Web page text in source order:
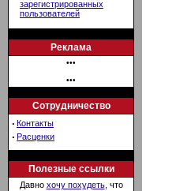
зарегистрированных
пользователей
Реклама
•••
•••
Сотрудничество
· Контакты
· Расценки
Полезные ссылки
Давно хочу похудеть, что